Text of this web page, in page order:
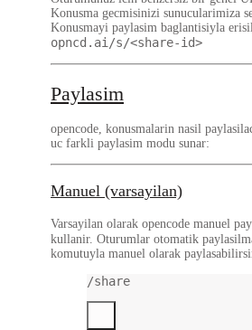
Konusma gecmisinizi sunucularimiza
Konusmayi paylasim baglantisiyla
opncd.ai/s/<share-id>
Paylasim
opencode, konusmalarin nasil
uc farkli paylasim modu sunar:
Manuel (varsayilan)
Varsayilan olarak opencode manuel
kullanir. Oturumlar otomatik
komutuyla manuel olarak
/share